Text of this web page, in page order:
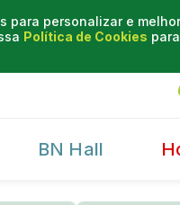
para personalizar e
Política de Cookies
BN Hall